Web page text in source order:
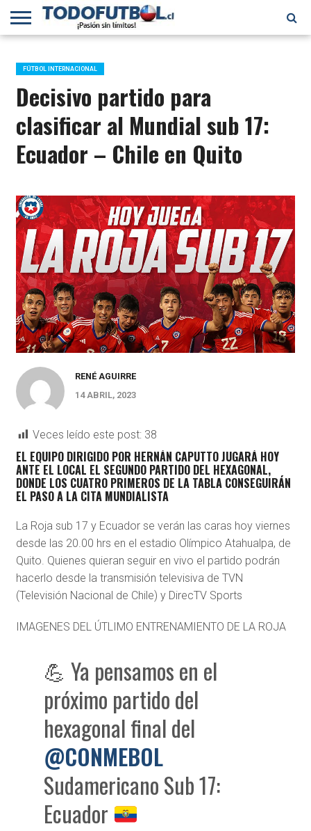
PRIMERA
B
SELECCIÓN
CHILENA
CHILENOS
EN EL
MUNDO
FÚTBOL
INTERNACIONAL
FÚTBOL INTERNACIONAL
Decisivo partido para
clasificar al Mundial sub 17:
Ecuador – Chile en Quito
RENÉ AGUIRRE
14 ABRIL, 2023
Veces leído este post: 38
EL EQUIPO DIRIGIDO POR HERNÁN CAPUTTO JUGARÁ HOY
ANTE EL LOCAL EL SEGUNDO PARTIDO DEL HEXAGONAL,
DONDE LOS CUATRO PRIMEROS DE LA TABLA CONSEGUIRÁN
EL PASO A LA CITA MUNDIALISTA
La Roja sub 17 y Ecuador se verán las caras hoy viernes
desde las 20.00 hrs en el estadio Olímpico Atahualpa, de
Quito. Quienes quieran seguir en vivo el partido podrán
hacerlo desde la transmisión televisiva de TVN
(Televisión Nacional de Chile) y DirecTV Sports
IMAGENES DEL ÚTLIMO ENTRENAMIENTO DE LA ROJA
💪 Ya pensamos en el
próximo partido del
hexagonal final del
@CONMEBOL
Sudamericano Sub 17:
Ecuador